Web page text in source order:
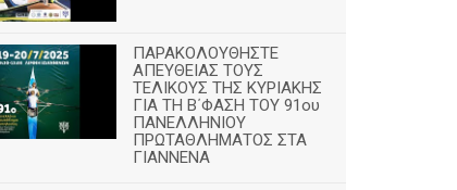
ΠΑΡΑΚΟΛΟΥΘΗΣΤΕ
ΑΠΕΥΘΕΙΑΣ ΤΟΥΣ
ΤΕΛΙΚΟΥΣ ΤΗΣ ΚΥΡΙΑΚΗΣ
ΓΙΑ ΤΗ Β΄ΦΑΣΗ ΤΟΥ 91ου
ΠΑΝΕΛΛΗΝΙΟΥ
ΠΡΩΤΑΘΛΗΜΑΤΟΣ ΣΤΑ
ΓΙΑΝΝΕΝΑ